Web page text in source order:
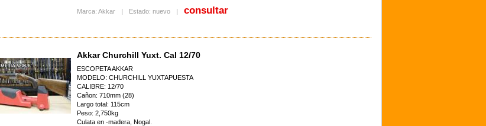
Marca: Akkar | Estado: nuevo | consultar
Akkar Churchill Yuxt. Cal 12/70
ESCOPETA AKKAR
MODELO: CHURCHILL YUXTAPUESTA
CALIBRE: 12/70
Cañon: 710mm (28)
Largo total: 115cm
Peso: 2,750kg
Culata en -madera, Nogal.